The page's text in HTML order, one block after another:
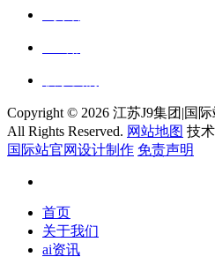
Copyright © 2026 江苏J9集团|国
All Rights Reserved. 网站地图 技
国际站官网设计制作 免责声明
首页
关于我们
ai资讯